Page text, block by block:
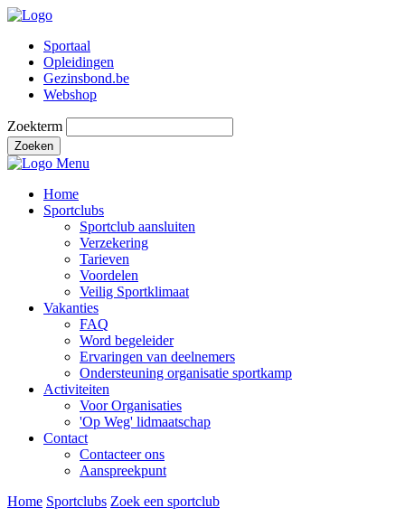
Sportaal
Opleidingen
Gezinsbond.be
Webshop
Zoekterm
Zoeken
Menu
Home
Sportclubs
Sportclub aansluiten
Verzekering
Tarieven
Voordelen
Veilig Sportklimaat
Vakanties
FAQ
Word begeleider
Ervaringen van deelnemers
Ondersteuning organisatie sportkamp
Activiteiten
Voor Organisaties
'Op Weg' lidmaatschap
Contact
Contacteer ons
Aanspreekpunt
Home Sportclubs Zoek een sportclub